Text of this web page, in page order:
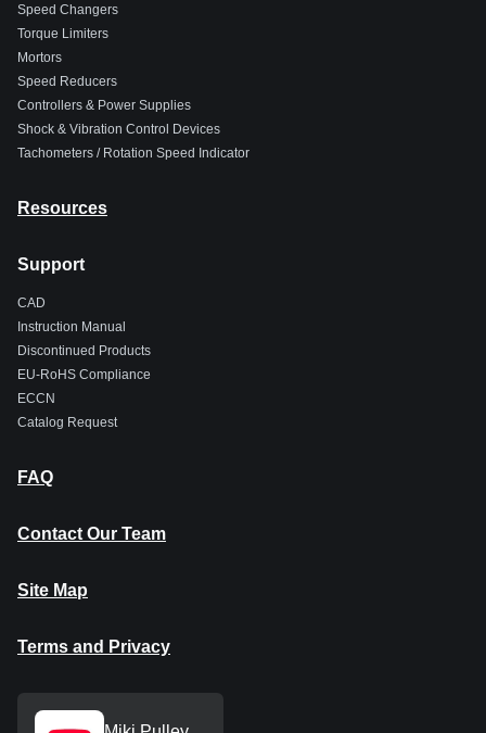
Speed Changers
Torque Limiters
Mortors
Speed Reducers
Controllers & Power Supplies
Shock & Vibration Control Devices
Tachometers / Rotation Speed Indicator
Resources
Support
CAD
Instruction Manual
Discontinued Products
EU-RoHS Compliance
ECCN
Catalog Request
FAQ
Contact Our Team
Site Map
Terms and Privacy